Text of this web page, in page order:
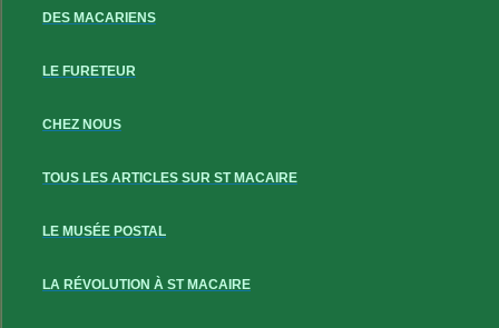
DES MACARIENS
LE FURETEUR
CHEZ NOUS
TOUS LES ARTICLES SUR ST MACAIRE
LE MUSÉE POSTAL
LA RÉVOLUTION À ST MACAIRE